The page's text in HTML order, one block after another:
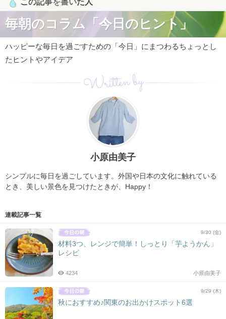
この記事を書いた人
毎朝のコラム「今日のヒント」
ハッピーな毎日を過ごすための「今日」にまつわるちょっとし
たヒントやアイデア
Written by
小原由美子
シンプルに毎日を過ごしています。外国や日本の文化に触れている
とき、美しい景色を見つけたときが、Happy！
連載記事一覧
9/30 (金)
材料3つ、レンジで簡単！しっとり「芋ようかん」
レシピ
小原由美子
4234
9/29 (木)
秋におすすめ♪関東のお出かけスポット6選